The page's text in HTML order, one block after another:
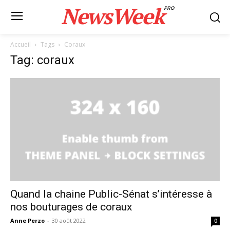
NewsWeekPRO
Accueil Tags Coraux
Tag: coraux
Quand la chaine Public-Sénat s’intéresse à
nos bouturages de coraux
Anne Perzo - 30 août 2022 0